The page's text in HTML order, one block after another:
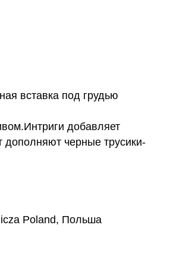
вставка под грудью
добавляет
дополняют черные трусики-
Poland, Польша